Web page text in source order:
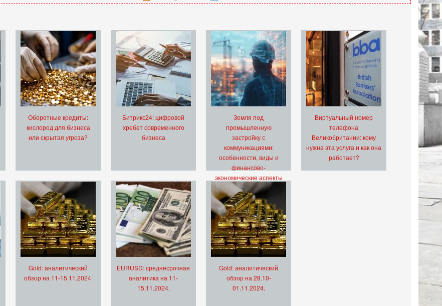
Оборотные кредиты:
кислород для бизнеса
или скрытая угроза?
Битрикс24: цифровой
хребет современного
бизнеса
Земля под
промышленную
застройку с
коммуникациями:
особенности, виды и
финансово-
экономические аспекты
Виртуальный номер
телефона
Великобритании: кому
нужна эта услуга и как она
работает?
Gold: аналитический
обзор на 11-15.11.2024.
EURUSD: среднесрочная
аналитика на 11-
15.11.2024.
Gold: аналитический
обзор на 28.10-
01.11.2024.